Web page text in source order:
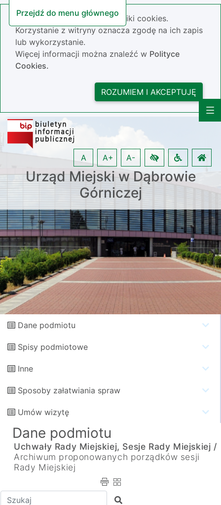
Przejdź do menu głównego
Nasza strona wykorzystuje pliki cookies.
Korzystanie z witryny oznacza zgodę na ich zapis
lub wykorzystanie.
Więcej informacji można znaleźć w Polityce
Cookies.
ROZUMIEM I AKCEPTUJĘ
Urząd Miejski w Dąbrowie
Górniczej
A A+ A-
Dane podmiotu
Spisy podmiotowe
Inne
Sposoby załatwiania spraw
Umów wizytę
Dane podmiotu
Uchwały Rady Miejskiej, Sesje Rady Miejskiej /
Archiwum proponowanych porządków sesji
Rady Miejskiej
Wpisz tekst do wyszukania Szukaj